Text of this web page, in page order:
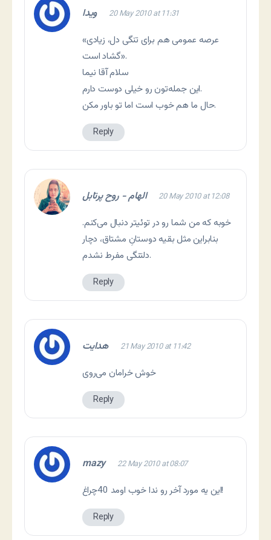
ویدا 20 May 2010 at 11:31
«عرصه عمومی هم برای تنگی دل، زیادی
گشاد است».
سلام آقا نیما
این جمله‌تون رو خیلی دوست دارم.
حال ما هم خوب است اما تو باور مکن.
Reply
الهام - روح پرتابل 20 May 2010 at 12:08
خوبه که من شما رو در توئیتر دنبال می‌کنم.
بنابراین مثل بقیه دوستانِ مشتاق، دچار
دلتنگی مفرط نشدم.
Reply
هدایت 21 May 2010 at 11:42
خوش خرامان می‌روی
Reply
mazy 22 May 2010 at 08:07
این یه مورد آخر رو ندا خوب اومد 40چراغ!
Reply